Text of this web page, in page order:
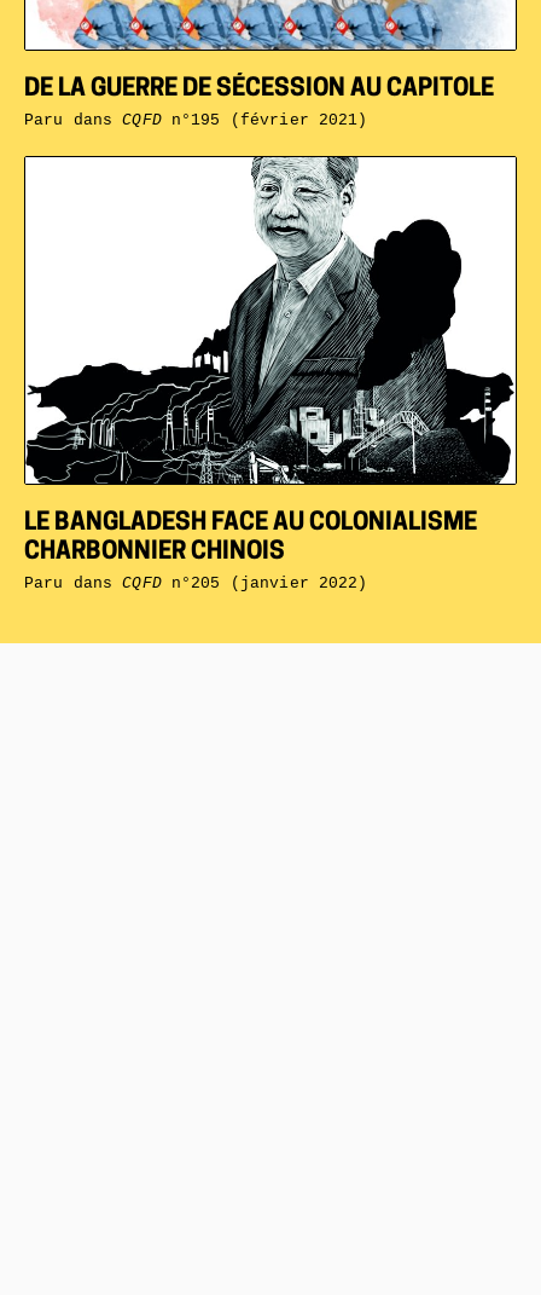
LE BANGLADESH FACE AU COLONIALISME
CHARBONNIER CHINOIS
Paru dansCQFDn°205 (janvier 2022)
DE LA GUERRE DE SÉCESSION AU CAPITOLE
Paru dansCQFDn°195 (février 2021)